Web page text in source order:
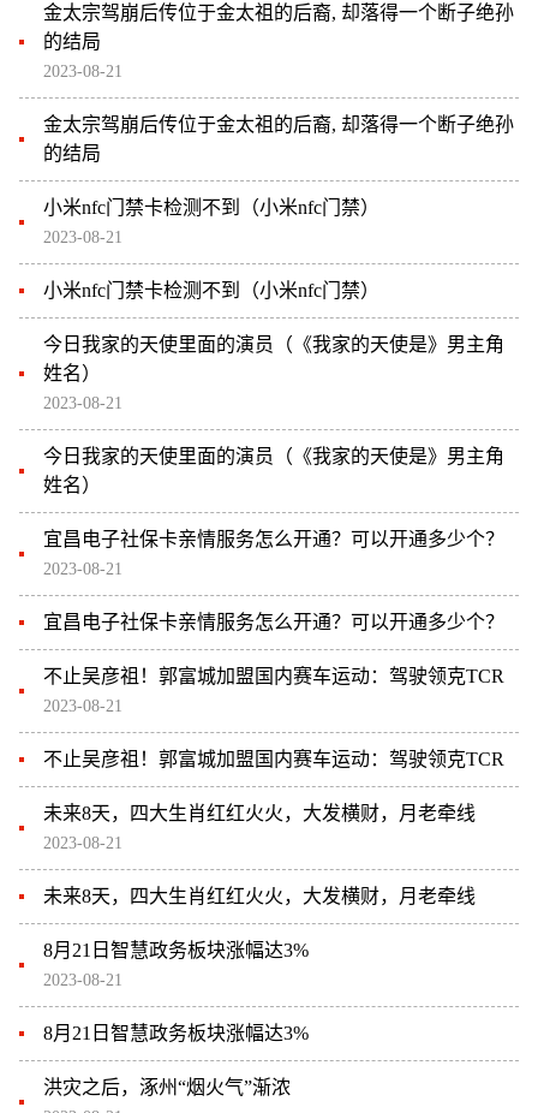
金太宗驾崩后传位于金太祖的后裔, 却落得一个断子绝孙
的结局
2023-08-21
金太宗驾崩后传位于金太祖的后裔, 却落得一个断子绝孙
的结局
小米nfc门禁卡检测不到（小米nfc门禁）
2023-08-21
小米nfc门禁卡检测不到（小米nfc门禁）
今日我家的天使里面的演员（《我家的天使是》男主角
姓名）
2023-08-21
今日我家的天使里面的演员（《我家的天使是》男主角
姓名）
宜昌电子社保卡亲情服务怎么开通？可以开通多少个？
2023-08-21
宜昌电子社保卡亲情服务怎么开通？可以开通多少个？
不止吴彦祖！郭富城加盟国内赛车运动：驾驶领克TCR
2023-08-21
不止吴彦祖！郭富城加盟国内赛车运动：驾驶领克TCR
未来8天，四大生肖红红火火，大发横财，月老牵线
2023-08-21
未来8天，四大生肖红红火火，大发横财，月老牵线
8月21日智慧政务板块涨幅达3%
2023-08-21
8月21日智慧政务板块涨幅达3%
洪灾之后，涿州“烟火气”渐浓